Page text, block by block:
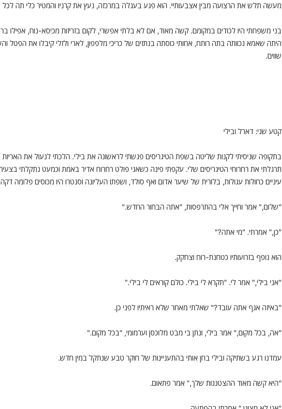
מעשה תלש את הרצועה מבין אצבעותיי. הוא פגע בעגלה במרכזה, נעץ את קרניו והמטיר כלי תה
בני משפחתי היו לכודים במקומם. קשה מאוד, אם לא בלתי אפשרי, לקום בזריזות מכיסא-נוח, אפילו
היתה שאמא נכוותה בתה רותח, אחותי כוסתה בנתזים של כריכי מלפפון, לארי ולזלי קיבלו את הפטל
שווים.
קטע שני: דארל ובילי
בתקופה שניסיתי לקנות שליטה בשפת הטיגריסים פגשתי לראשונה את בילי. הלכתי לנעול את האריות
תרגלתי את רחרוחי הטיגריסים שלי. עקפתי פינה כשאני פולט רחרוח אדיר באמת וכמעט נתקלתי בצעיר
עיניים כחולות עגולות, בלורית של שיער אדום ואף סולד, ושפתו העליונה וסנטרו היו מכוסים פלומה
"שלום," אמר וחייך אלי בהתרפסות, "אתה הבחור החדש."
"כן," אמרתי. "מי אתה?"
הוא נופף בזרועותיו כטחנת-רוח וצחקק.
"אני בילי," אמר לי. "תקרא לי בילי. כולם קוראים לי בילי."
"באיזה אגף אתה עובד?" שאלתי מאחר שלא ראיתיו לפני כן.
"אה, בכל מקום," אמר בילי, ונתן בי מבט מלוכסן וערמומי, "בכל מקום."
עמדנו רגע בשתיקה ובילי בחן אותי בהתעניינות של חוקר טבע שנתקל במין חדש.
"היא קשה מאוד ההצטננות שלך," אמר פתאום.